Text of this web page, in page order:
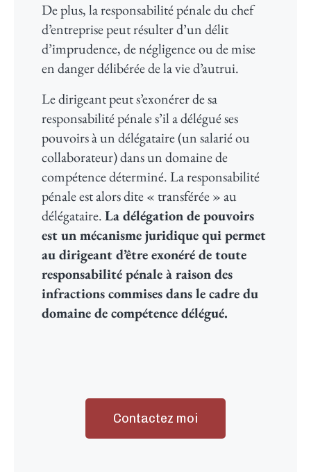
De plus, la responsabilité pénale du chef
d’entreprise peut résulter d’un délit
d’imprudence, de négligence ou de mise
en danger délibérée de la vie d’autrui.
Le dirigeant peut s’exonérer de sa
responsabilité pénale s’il a délégué ses
pouvoirs à un délégataire (un salarié ou
collaborateur) dans un domaine de
compétence déterminé. La responsabilité
pénale est alors dite « transférée » au
délégataire.La délégation de pouvoirs
est un mécanisme juridique qui permet
au dirigeant d’être exonéré de toute
responsabilité pénale à raison des
infractions commises dans le cadre du
domaine de compétence délégué.
Contactez moi